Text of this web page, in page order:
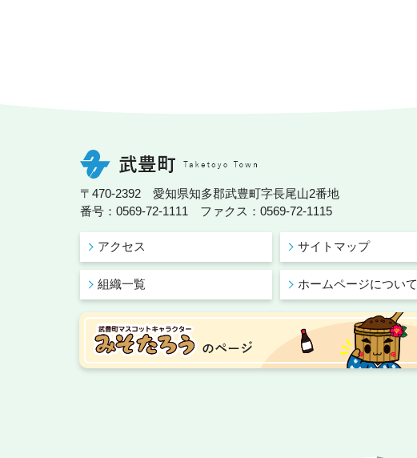
〒470-2392 愛知県知多郡武豊町字長尾山2番地
番号：0569-72-1111 ファクス：0569-72-1115
アクセス サイトマップ
組織一覧 ホームページについて